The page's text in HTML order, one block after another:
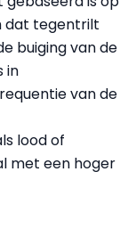
dat tegentrilt
buiging van de
in
van de
lood of
met een hoger